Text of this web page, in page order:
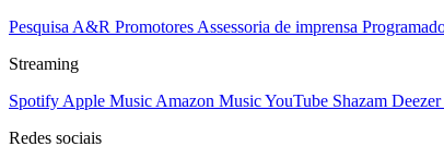
Pesquisa A&R Promotores Assessoria de imprensa
Streaming
Spotify Apple Music Amazon MusicYouTube Shazam Deezer
Redes sociais